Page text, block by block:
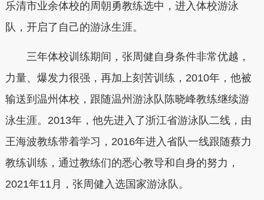
乐清市业余体校的周朝勇教练选中，进入体校游泳
队，开启了自己的游泳生涯。
三年体校训练期间，张周健自身条件非常优越，
力量、爆发力很强，再加上刻苦训练，2010年，他被
输送到温州体校，跟随温州游泳队陈晓峰教练继续游
泳生涯。2013年，他先进入了浙江省游泳队二线，由
王海波教练带着学习，2016年进入省队一线跟随蔡力
教练训练，通过教练们的悉心教导和自身的努力，
2021年11月，张周健入选国家游泳队。